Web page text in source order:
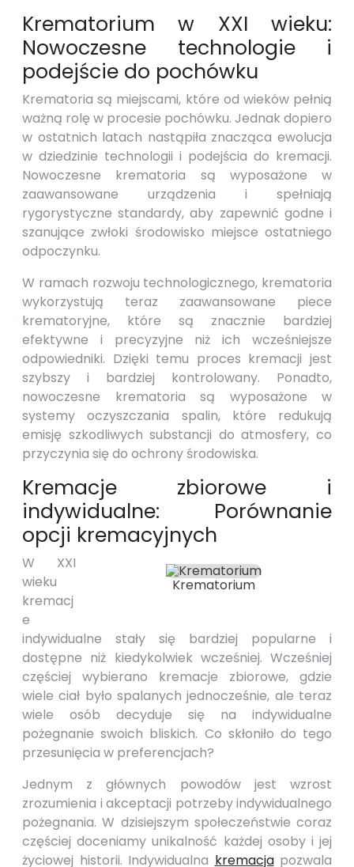
Krematorium w XXI wieku:
Nowoczesne technologie i
podejście do pochówku
Krematoria są miejscami, które od wieków pełnią
ważną rolę w procesie pochówku. Jednak dopiero
w ostatnich latach nastąpiła znacząca ewolucja
w dziedzinie technologii i podejścia do kremacji.
Nowoczesne krematoria są wyposażone w
zaawansowane urządzenia i spełniają
rygorystyczne standardy, aby zapewnić godne i
szanujące zwłoki środowisko miejsce ostatniego
odpoczynku.
W ramach rozwoju technologicznego, krematoria
wykorzystują teraz zaawansowane piece
krematoryjne, które są znacznie bardziej
efektywne i precyzyjne niż ich wcześniejsze
odpowiedniki. Dzięki temu proces kremacji jest
szybszy i bardziej kontrolowany. Ponadto,
nowoczesne krematoria są wyposażone w
systemy oczyszczania spalin, które redukują
emisję szkodliwych substancji do atmosfery, co
przyczynia się do ochrony środowiska.
Kremacje zbiorowe i
indywidualne: Porównanie
opcji kremacyjnych
Krematorium
W XXI
wieku
kremacj
e
indywidualne stały się bardziej popularne i
dostępne niż kiedykolwiek wcześniej. Wcześniej
częściej wybierano kremacje zbiorowe, gdzie
wiele ciał było spalanych jednocześnie, ale teraz
wiele osób decyduje się na indywidualne
pożegnanie swoich bliskich. Co skłoniło do tego
przesunięcia w preferencjach?
Jednym z głównych powodów jest wzrost
zrozumienia i akceptacji potrzeby indywidualnego
pożegnania. W dzisiejszym społeczeństwie coraz
częściej doceniamy unikalność każdej osoby i jej
życiowej historii. Indywidualna kremacjapozwala